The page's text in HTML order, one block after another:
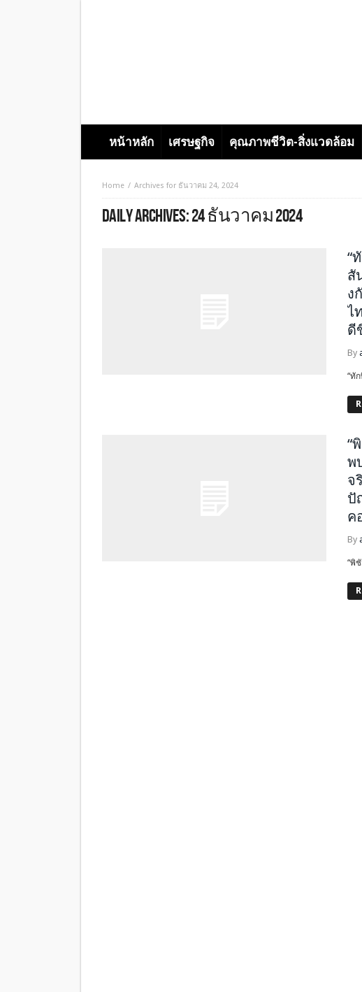
หน้าหลัก เศรษฐกิจ คุณภาพชีวิต-สิ่งแวดล้อม
Home Archives for ธันวาคม 24, 2024
DAILY ARCHIVES:24 ธันวาคม 2024
“
สั
ง
ไ
ดี
By
“ทั
“
พ
จ
ปั
ค
By
“พิ